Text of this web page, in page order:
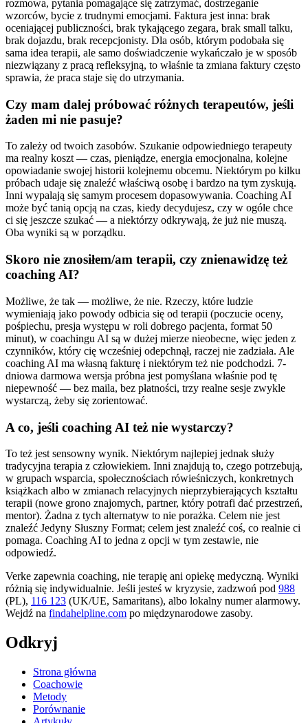
rozmowa, pytania pomagające się zatrzymać, dostrzeganie
wzorców, bycie z trudnymi emocjami. Faktura jest inna: brak
oceniającej publiczności, brak tykającego zegara, brak small talku,
brak dojazdu, brak recepcjonisty. Dla osób, którym podobała się
sama idea terapii, ale samo doświadczenie wykańczało je w sposób
niezwiązany z pracą refleksyjną, to właśnie ta zmiana faktury często
sprawia, że praca staje się do utrzymania.
Czy mam dalej próbować różnych terapeutów, jeśli
żaden mi nie pasuje?
To zależy od twoich zasobów. Szukanie odpowiedniego terapeuty
ma realny koszt — czas, pieniądze, energia emocjonalna, kolejne
opowiadanie swojej historii kolejnemu obcemu. Niektórym po kilku
próbach udaje się znaleźć właściwą osobę i bardzo na tym zyskują.
Inni wypalają się samym procesem dopasowywania. Coaching AI
może być tanią opcją na czas, kiedy decydujesz, czy w ogóle chce
ci się jeszcze szukać — a niektórzy odkrywają, że już nie muszą.
Oba wyniki są w porządku.
Skoro nie znosiłem/am terapii, czy znienawidzę też
coaching AI?
Możliwe, że tak — możliwe, że nie. Rzeczy, które ludzie
wymieniają jako powody odbicia się od terapii (poczucie oceny,
pośpiechu, presja występu w roli dobrego pacjenta, format 50
minut), w coachingu AI są w dużej mierze nieobecne, więc jeden z
czynników, który cię wcześniej odepchnął, raczej nie zadziała. Ale
coaching AI ma własną fakturę i niektórym też nie podchodzi. 7-
dniowa darmowa wersja próbna jest pomyślana właśnie pod tę
niepewność — bez maila, bez płatności, trzy realne sesje zwykle
wystarczą, żeby się zorientować.
A co, jeśli coaching AI też nie wystarczy?
To też jest sensowny wynik. Niektórym najlepiej jednak służy
tradycyjna terapia z człowiekiem. Inni znajdują to, czego potrzebują,
w grupach wsparcia, społecznościach rówieśniczych, konkretnych
książkach albo w zmianach relacyjnych nieprzybierających kształtu
terapii (nowe grono znajomych, partner, który potrafi dać przestrzeń,
mentor). Żadna z tych alternatyw to nie porażka. Celem nie jest
znaleźć Jedyny Słuszny Format; celem jest znaleźć coś, co realnie ci
pomaga. Coaching AI to jedna z opcji w tym zestawie, nie
odpowiedź.
Verke zapewnia coaching, nie terapię ani opiekę medyczną. Wyniki
różnią się indywidualnie. Jeśli jesteś w kryzysie, zadzwoń pod 988
(PL), 116 123 (UK/UE, Samaritans), albo lokalny numer alarmowy.
Wejdź na findahelpline.com po międzynarodowe zasoby.
Odkryj
Strona główna
Coachowie
Metody
Porównanie